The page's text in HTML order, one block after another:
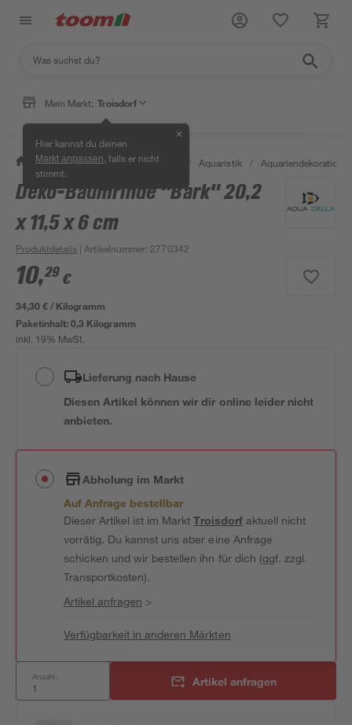
Mein Markt: Troisdorf
Hier kannst du deinen
Markt anpassen , falls er nicht
stimmt.
✕
/ Garten & Freizeit / Tierbedarf / Aquaristik / Aquariendekoration
Deko-Baumrinde "Bark" 20,2
x 11,5 x 6 cm
Produktdetails | Artikelnummer: 2770342
10,29 €
34,30 € / Kilogramm
Paketinhalt:0,3 Kilogramm
inkl. 19% MwSt.
Lieferung nach Hause
Diesen Artikel können wir dir online leider nicht
anbieten.
Abholung im Markt
Auf Anfrage bestellbar
Dieser Artikel ist im MarktTroisdorfaktuell nicht
vorrätig. Du kannst uns aber eine Anfrage
schicken und wir bestellen ihn für dich (ggf. zzgl.
Transportkosten).
Artikel anfragen >
Verfügbarkeit in anderen Märkten
Anzahl: Artikel anfragen